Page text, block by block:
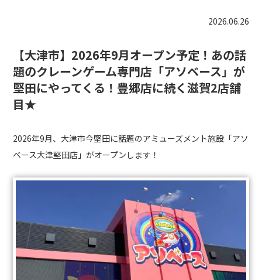
2026.06.26
【大津市】2026年9月オープン予定！あの話
題のクレーンゲーム専門店「アソベース」が
堅田にやってくる！豊郷店に続く滋賀2店舗
目★
2026年9月、大津市今堅田に話題のアミューズメント施設「アソ
ベース大津堅田店」がオープンします！